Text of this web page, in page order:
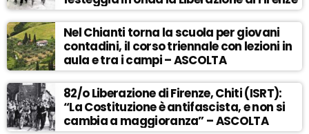
Nel Chianti torna la scuola per giovani
contadini, il corso triennale con lezioni in
aula e tra i campi – ASCOLTA
82/o Liberazione di Firenze, Chiti (ISRT):
“La Costituzione è antifascista, e non si
cambia a maggioranza” – ASCOLTA